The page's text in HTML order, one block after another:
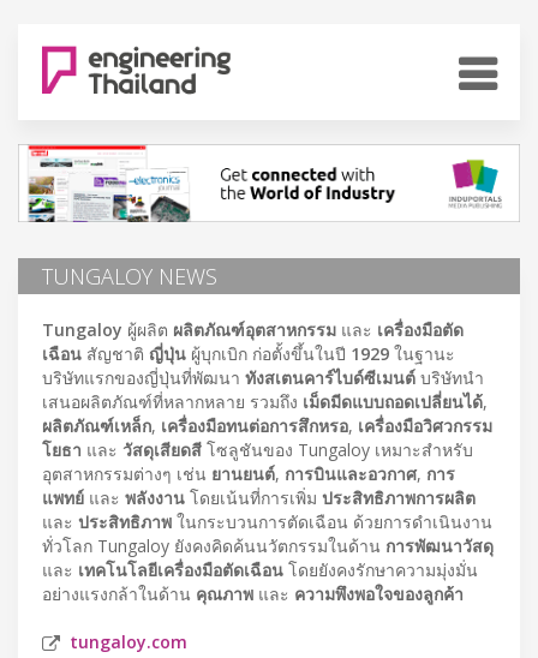
TUNGALOY NEWS
Tungaloy ผู้ผลิต ผลิตภัณฑ์อุตสาหกรรม และ เครื่องมือตัด
เฉือน สัญชาติ ญี่ปุ่น ผู้บุกเบิก ก่อตั้งขึ้นในปี 1929 ในฐานะ
บริษัทแรกของญี่ปุ่นที่พัฒนา ทังสเตนคาร์ไบด์ซีเมนต์ บริษัทนำ
เสนอผลิตภัณฑ์ที่หลากหลาย รวมถึง เม็ดมีดแบบถอดเปลี่ยนได้,
ผลิตภัณฑ์เหล็ก, เครื่องมือทนต่อการสึกหรอ, เครื่องมือวิศวกรรม
โยธา และ วัสดุเสียดสี โซลูชันของ Tungaloy เหมาะสำหรับ
อุตสาหกรรมต่างๆ เช่น ยานยนต์, การบินและอวกาศ, การ
แพทย์ และ พลังงาน โดยเน้นที่การเพิ่ม ประสิทธิภาพการผลิต
และ ประสิทธิภาพ ในกระบวนการตัดเฉือน ด้วยการดำเนินงาน
ทั่วโลก Tungaloy ยังคงคิดค้นนวัตกรรมในด้าน การพัฒนาวัสดุ
และ เทคโนโลยีเครื่องมือตัดเฉือน โดยยังคงรักษาความมุ่งมั่น
อย่างแรงกล้าในด้าน คุณภาพ และ ความพึงพอใจของลูกค้า
tungaloy.com